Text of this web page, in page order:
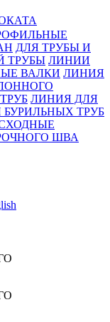
ДЛЯ ТРУБЫ И
ТРУБЫ ЛИНИИ
ВАЛКИ ЛИНИЯ
ЛИНИЯ ДЛЯ
ТРУБ
ШВА